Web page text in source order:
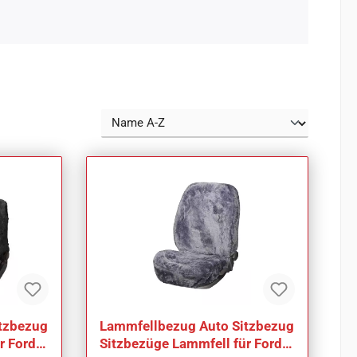
Ford
Lammfellbezug Auto Sitzbezug
Sitzbezüge Lammfell für Ford